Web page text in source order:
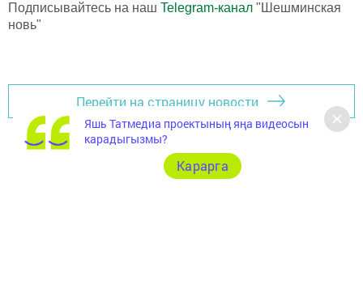
Подписывайтесь на наш Telegram-канал "Шешминская
новь"
Перейти на страницу новости
Яшь Татмедиа проектының яңа видеосын
карадыгызмы?
Карарга